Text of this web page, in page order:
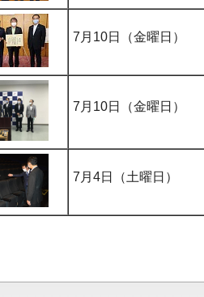
7月10日（金曜日）
7月10日（金曜日）
7月4日（土曜日）